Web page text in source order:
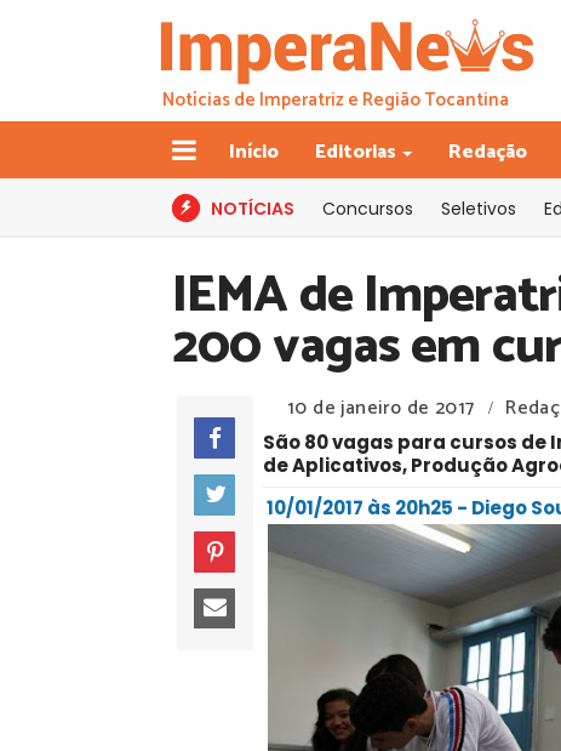
Notícias de Imperatriz e Região Tocantina
Início Editorias Redação
NOTÍCIAS Concursos Seletivos
IEMA de
200 vagas em
10 de janeiro de 2017 /
São 80 vagas para cursos de
de Aplicativos, Produção
10/01/2017 às 20h25 - Diego